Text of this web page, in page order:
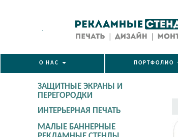
.
О НАС ПОРТФОЛИО
ЗАЩИТНЫЕ ЭКРАНЫ И
ПЕРЕГОРОДКИ
ИНТЕРЬЕРНАЯ ПЕЧАТЬ
МАЛЫЕ БАННЕРНЫЕ